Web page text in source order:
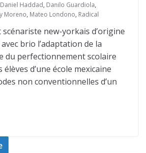
Daniel Haddad, Danilo Guardiola,
Moreno, Mateo Londono, Radical
new-yorkais d’origine
brio l’adaptation de la
du perfectionnement scolaire
d’une école mexicaine
non conventionnelles d’un